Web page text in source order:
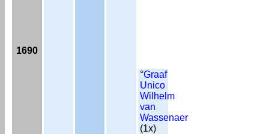
1690
°Graaf
Unico
Wilhelm
van
Wassenaer
(1x)